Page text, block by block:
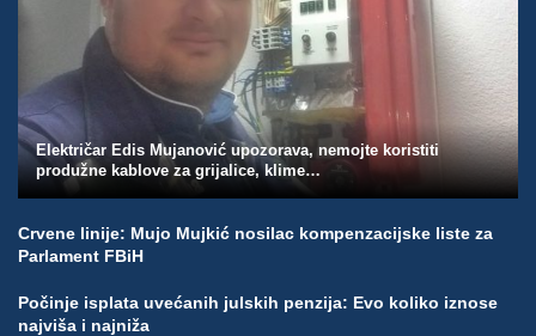
Električar Edis Mujanović upozorava, nemojte koristiti
produžne kablove za grijalice, klime…
Crvene linije: Mujo Mujkić nosilac kompenzacijske liste za
Parlament FBiH
Počinje isplata uvećanih julskih penzija: Evo koliko iznose
najviša i najniža